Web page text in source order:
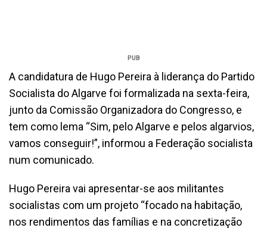
PUB
A candidatura de Hugo Pereira à liderança do Partido
Socialista do Algarve foi formalizada na sexta-feira,
junto da Comissão Organizadora do Congresso, e
tem como lema “Sim, pelo Algarve e pelos algarvios,
vamos conseguir!”, informou a Federação socialista
num comunicado.
Hugo Pereira vai apresentar-se aos militantes
socialistas com um projeto “focado na habitação,
nos rendimentos das famílias e na concretização